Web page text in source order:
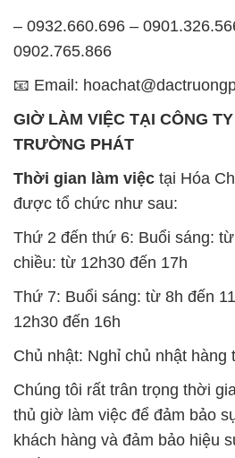
TRƯỜNG PHÁT
được tổ chức như sau:
Thứ 2 đến thứ 6: Buổi sáng: từ
chiều: từ 12h30 đến 17h
Thứ 7: Buổi sáng: từ 8h đến
12h30 đến 16h
Chủ nhật: Nghỉ chủ nhật hàng
thủ giờ làm việc để đảm bảo
khách hàng và đảm bảo hiệu
nhất của nhân viên.
BẢN ĐỒ MAP TẠI CÔNG TY
TRƯỜNG PHÁT
ĐỊA CHỈ: 1229C Quốc lộ 1A,